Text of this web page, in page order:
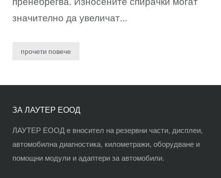
значително да увеличат...
прочети повече
ЗА ЛАУТЕР ЕООД
ЛАУТЕР ЕООД е вносител на резервни части, дисплеи,
автомобилна диагностика, километражи, оборудване и
помощни модули и адаптери за автомобили.